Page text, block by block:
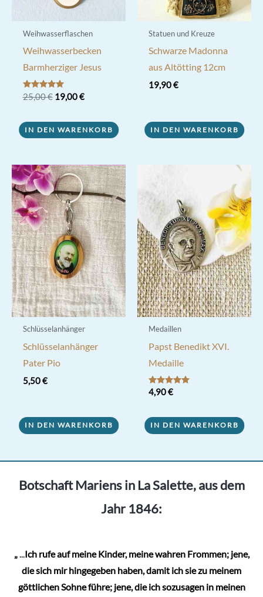
werden
Weihwasserflaschen
Weihwasserbecken
Barmherziger Jesus
Bewertet mit
5.00
25,00€ Ursprünglicher
25,00 €
19,00€Aktueller
19,00 €.
IN DEN WARENKORB
Statuen und Kreuze
Schwarze Madonna
aus Altötting 12cm
19,90€
IN DEN WARENKORB
Schlüsselanhänger
Schlüsselanhänger
Pater Pio
5,50€
IN DEN WARENKORB
Medaillen
Papst Benedikt XVI.
Medaille
Bewertet mit
5.00
4,90€
IN DEN WARENKORB
Botschaft Mariens in La Salette, aus dem
Jahr 1846:
„...Ich rufe auf meine Kinder, meine wahren Frommen; jene,
die sich mir hingegeben haben, damit ich sie zu meinem
göttlichen Sohne führe; jene, die ich sozusagen in meinen